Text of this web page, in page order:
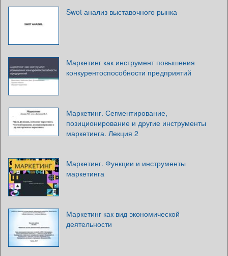
Swot анализ выставочного рынка
Маркетинг как инструмент повышения
конкурентоспособности предприятий
Маркетинг. Сегментирование,
позиционирование и другие инструменты
маркетинга. Лекция 2
Маркетинг. Функции и инструменты
маркетинга
Маркетинг как вид экономической
деятельности